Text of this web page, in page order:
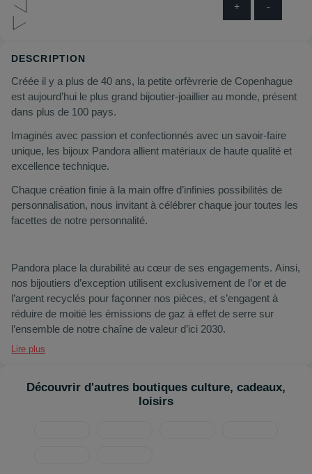
+ -
DESCRIPTION
Créée il y a plus de 40 ans, la petite orfèvrerie de Copenhague
est aujourd’hui le plus grand bijoutier-joaillier au monde, présent
dans plus de 100 pays.
Imaginés avec passion et confectionnés avec un savoir-faire
unique, les bijoux Pandora allient matériaux de haute qualité et
excellence technique.
Chaque création finie à la main offre d’infinies possibilités de
personnalisation, nous invitant à célébrer chaque jour toutes les
facettes de notre personnalité.
Pandora place la durabilité au cœur de ses engagements. Ainsi,
nos bijoutiers d’exception utilisent exclusivement de l’or et de
l’argent recyclés pour façonner nos pièces, et s’engagent à
réduire de moitié les émissions de gaz à effet de serre sur
l’ensemble de notre chaîne de valeur d’ici 2030.
Lire plus
Découvrir d'autres boutiques culture, cadeaux,
loisirs